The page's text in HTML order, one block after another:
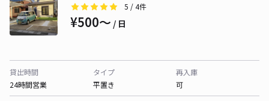
5 / 4件
¥500〜 / 日
貸出時間
24時間営業
タイプ
平置き
再入庫
可